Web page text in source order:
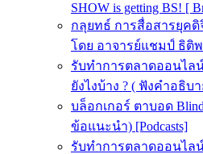
SHOW is getting BS! [
กลุยทธ์ การสื่อสารยุค
โดย อาจารย์แชมป์ ธิติพ
รับทำการตลาดออนไล
ยังไงบ้าง ? ( ฟังคำอธิบ
บล็อกเกอร์ ตาบอด
ข้อแนะนำ) [Podcasts]
รับทําการตลาดออนไล